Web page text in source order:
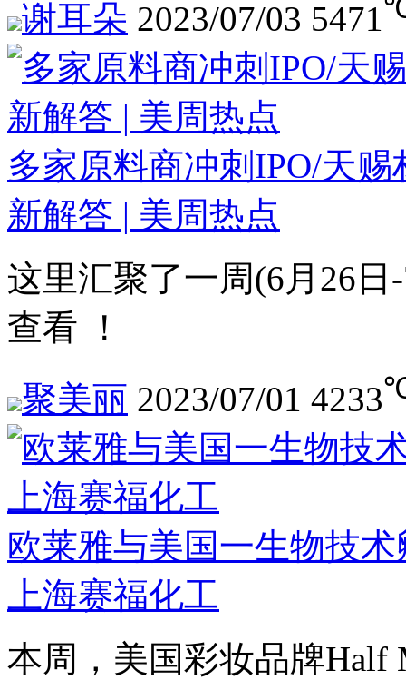
谢耳朵 2023/07/03 5471
多家原料商冲刺IPO/天
新解答 | 美周热点
这里汇聚了一周(6月26
查看 ！
聚美丽 2023/07/01 4233
欧莱雅与美国一生物技
上海赛福化工
本周，美国彩妆品牌Half